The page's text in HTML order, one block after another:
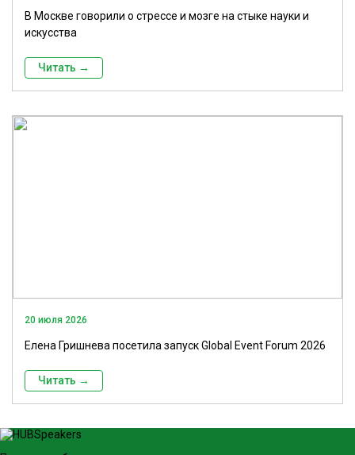
В Москве говорили о стрессе и мозге на стыке науки и
искусства
Читать →
20 июля 2026
Елена Гришнева посетила запуск Global Event Forum 2026
Читать →